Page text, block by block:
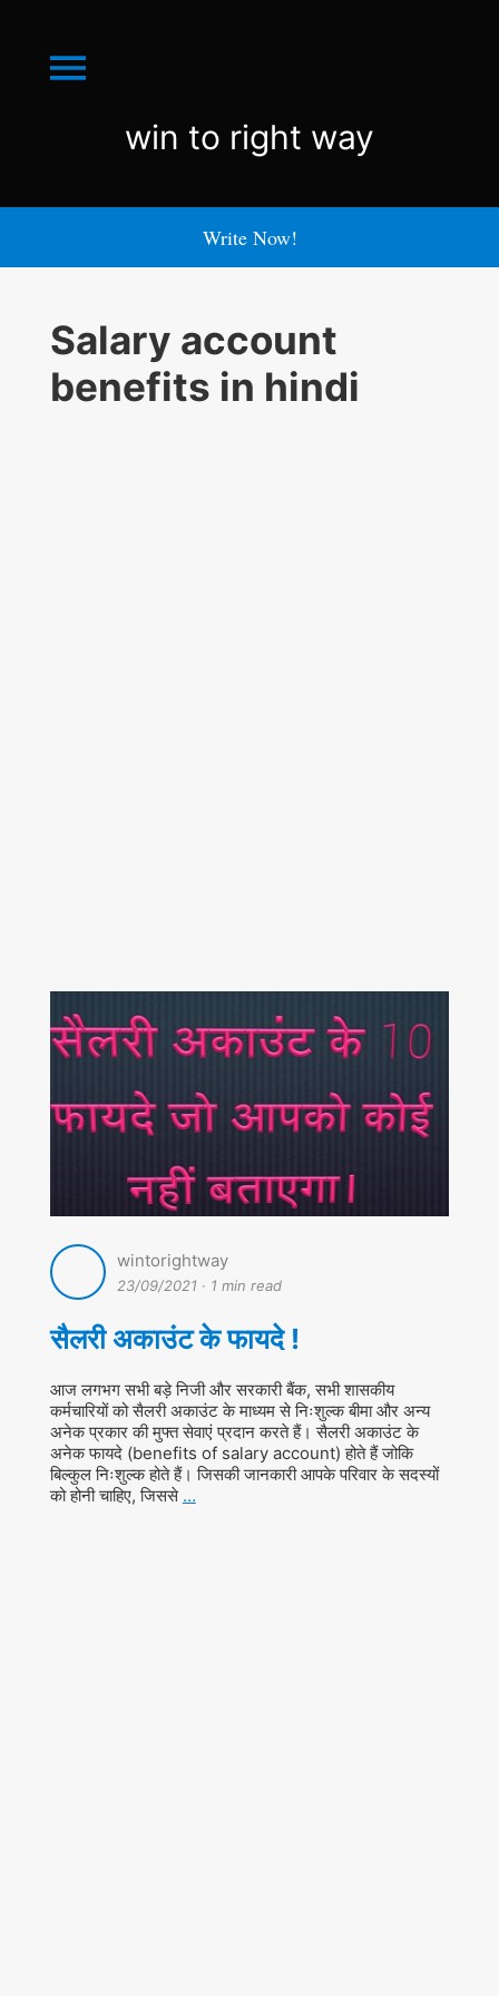
Menu
win
right
win to right way
Write Now!
Salary account
benefits in hindi
wintorightway
23/09/2021 · 1 min read
सैलरी अकाउंट के फायदे !
आज लगभग सभी बड़े निजी और सरकारी बैंक, सभी शासकीय
कर्मचारियों को सैलरी अकाउंट के माध्यम से निःशुल्क बीमा और अन्य
अनेक प्रकार की मुफ्त सेवाएं प्रदान करते हैं। सैलरी अकाउंट के
अनेक फायदे (benefits of salary account) होते हैं जोकि
बिल्कुल निःशुल्क होते हैं। जिसकी जानकारी आपके परिवार के सदस्यों
को होनी चाहिए, जिससे …